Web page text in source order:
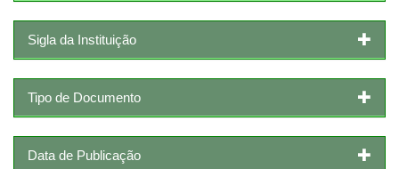
Sigla da Instituição
Tipo de Documento
Data de Publicação